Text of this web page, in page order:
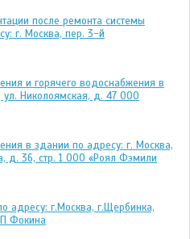
после ремонта системы
г. Москва, пер. 3-й
и горячего водоснабжения в
Николоямская, д. 47 ООО
в здании по адресу: г. Москва,
д. 36, стр. 1 ООО «Роял Фэмили
адресу: г.Москва, г.Щербинка,
Фокина